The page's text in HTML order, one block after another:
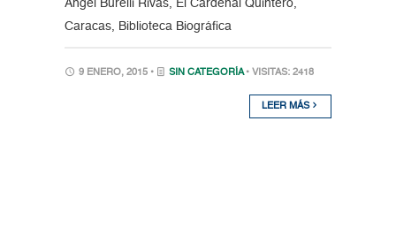
Ángel Burelli Rivas, El Cardenal Quintero,
Caracas, Biblioteca Biográfica
9 ENERO, 2015 • SIN CATEGORÍA • VISITAS: 2418
LEER MÁS